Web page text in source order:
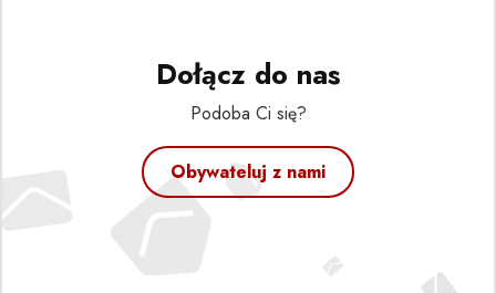
Dołącz do nas
Podoba Ci się?
Obywateluj z nami